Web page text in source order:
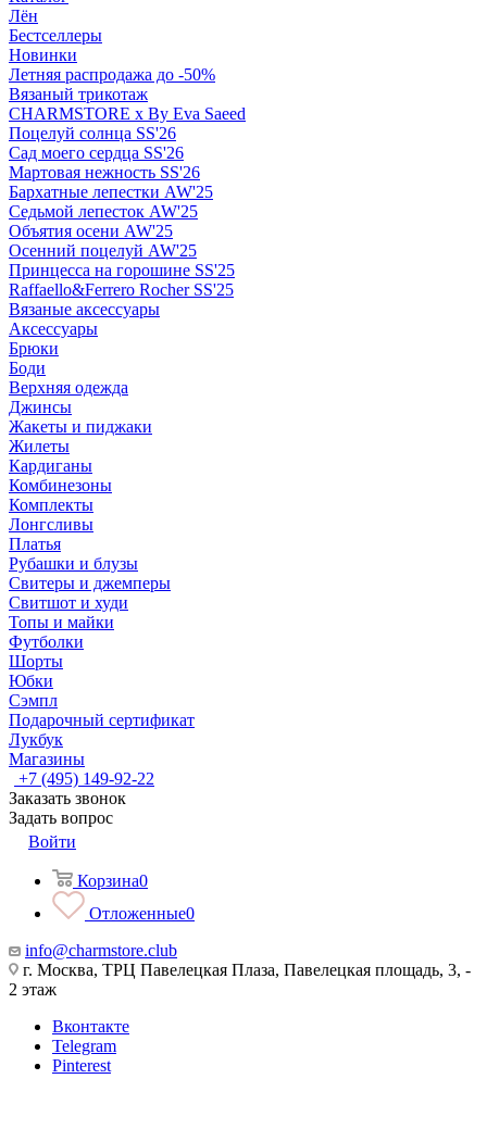
Лён
Бестселлеры
Новинки
Летняя распродажа до -50%
Вязаный трикотаж
CHARMSTORE х By Eva Saeed
Поцелуй солнца SS'26
Сад моего сердца SS'26
Мартовая нежность SS'26
Бархатные лепестки AW'25
Седьмой лепесток AW'25
Объятия осени AW'25
Осенний поцелуй AW'25
Принцесса на горошине SS'25
Raffaello&Ferrero Rocher SS'25
Вязаные аксессуары
Аксессуары
Брюки
Боди
Верхняя одежда
Джинсы
Жакеты и пиджаки
Жилеты
Кардиганы
Комбинезоны
Комплекты
Лонгсливы
Платья
Рубашки и блузы
Свитеры и джемперы
Свитшот и худи
Топы и майки
Футболки
Шорты
Юбки
Сэмпл
Подарочный сертификат
Лукбук
Магазины
+7 (495) 149-92-22
Заказать звонок
Задать вопрос
Войти
Корзина0
Отложенные0
info@charmstore.club
г. Москва, ТРЦ Павелецкая Плаза, Павелецкая площадь, 3, -
2 этаж
Вконтакте
Telegram
Pinterest